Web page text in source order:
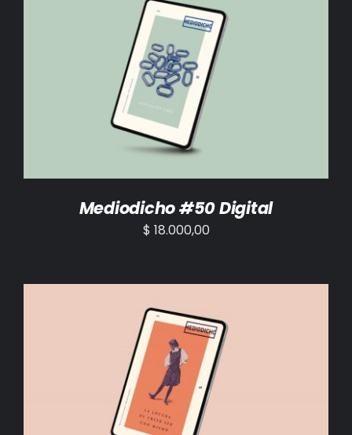
AÑADIR AL CARRITO /
Mediodicho #50 Digital
$ 18.000,00
AÑADIR AL CARRITO /